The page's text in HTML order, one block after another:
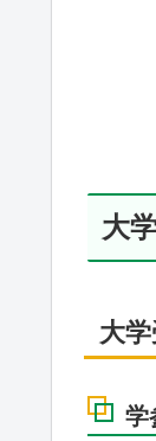
大
大
学